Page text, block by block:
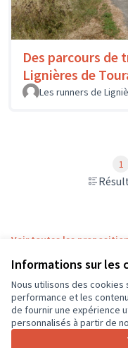
Informations sur les
Nous utilisons des cookies
performance et les
de fournir une expérience
personnalisés à partir de
Des parcours de
Lignières de
Les runners de
1
Voir toutes les
Conditions d'utilisation
Paramètres des cookies
CD37 sur X
(Lien externe)
CD37 sur Facebook
CD37 surCD37 sur
(Lien